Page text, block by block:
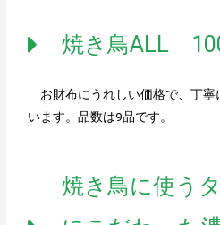
焼き鳥ALL
お財布にうれしい価格で、丁寧
います。品数は9品です。
焼き鳥に使う